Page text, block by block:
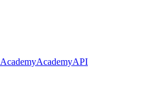
AcademyAcademyAPI